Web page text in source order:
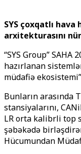
SYS çoxqatlı
arxitekturasını
“SYS Group”
hazırlanan
müdafiə
Bunların arasında
stansiyalarını,
LR orta kalibrli top
şəbəkədə
Hücumundan